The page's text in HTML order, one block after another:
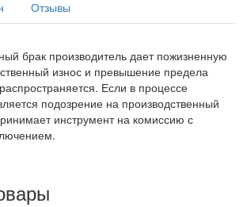
Отзывы
брак производитель дает пожизненную
износ и превышение предела
Если в процессе
подозрение на производственный
инструмент на комиссию с